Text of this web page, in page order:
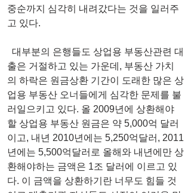
중순까지 심각히 내려갔다는 것을 일러주
고 있다.
출은 거절하고 있는 가운데, 부동산 가치
의 하락은 원금상환 기간이 도래한 많은 상
업용 부동산 오너들에게 심각한 문제를 불
러일으키고 있다. 올 2009년에 상환해야
할 상업용 부동산 원금은 약 5,000억 달러
이고, 내년 2010년에는 5,250억달러, 2011
년에는 5,500억달러로 올해와 내년에만 상
환해야하는 금액은 1조 달러에 이르고 있
다. 이 금액을 상환하기란 너무도 힘들 것